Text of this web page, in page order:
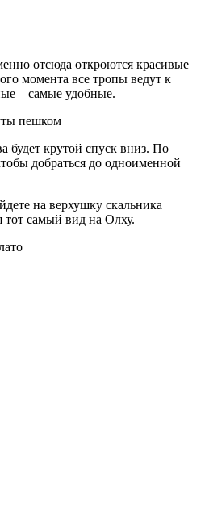
отсюда откроются красивые
момента все тропы ведут к
– самые удобные.
будет крутой спуск вниз. По
добраться до одноименной
на верхушку скальника
тот самый вид на Олху.